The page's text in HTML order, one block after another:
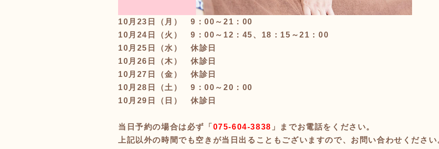
10月23日（月）9 ：00～21：00
10月24日（火） 9 ：00～12：45、18：15～21：00
10月25日（水） 休診日
10月26日（木） 休診日
10月27日（金）休診日
10月28日（土）9 ：00～20：00
10月29日（日）休診日
当日予約の場合は必ず「 075-604-3838 」までお電話をください。
上記以外の時間でも空きが当日出ることもございますので、お問い合わせください